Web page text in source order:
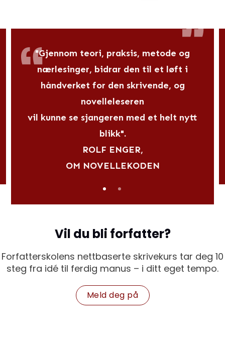
"Gjennom teori, praksis, metode og
nærlesinger, bidrar den til et løft i
håndverket for den skrivende, og
novelleleseren
vil kunne se sjangeren med et helt nytt
blikk".
ROLF ENGER,
OM NOVELLEKODEN
Vil du bli forfatter?
Forfatterskolens nettbaserte skrivekurs tar deg 10
steg fra idé til ferdig manus – i ditt eget tempo.
Meld deg på